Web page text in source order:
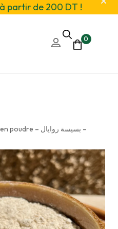
partir de 200 DT !
0
Bssissa Royale en poudre – بسيسة روايال –